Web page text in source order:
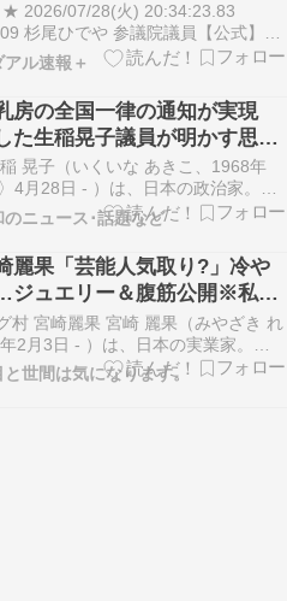
★ 2026/07/28(火) 20:34:23.83
杉尾ひでや 参議院議員【公式】
熊本日日新聞が報じた自衛隊によ
NPO関係者ら日本人有識者を対象
ど思想信条、個人情報などを調査・
アル速報＋
房の全国一律の通知が実現
た生稲晃子議員が明かす思い
ん経験が少しでも役立てれ
晃子（いくいな あきこ、1968年
〉4月28日 - ）は、日本の政治家。自
の参議院議員（1期）。元女優、タ
。女性アイドルグループおニャン子
生ユニットうしろ髪ひかれ隊の元メ
員番号は40番。 外務大臣政務官…
のニュース･話題など
麗果「芸能人気取り?」冷や
ジュエリー＆腹筋公開※私の
村 宮崎麗果 宮崎 麗果（みやざき れ
2月3日 - ）は、日本の実業家。長
生、東京都世田谷区出身。3度の結
実子は5人。父親は政治家（元参議
と世間は気になります。